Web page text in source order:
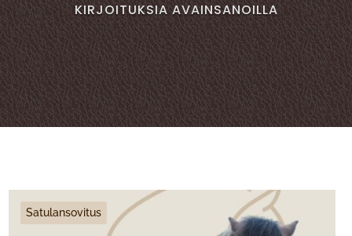
KIRJOITUKSIA AVAINSANOILLA
Satulansovitus